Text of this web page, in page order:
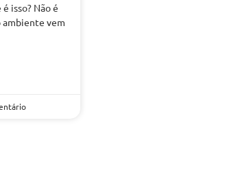
isso? Não é
ambiente vem